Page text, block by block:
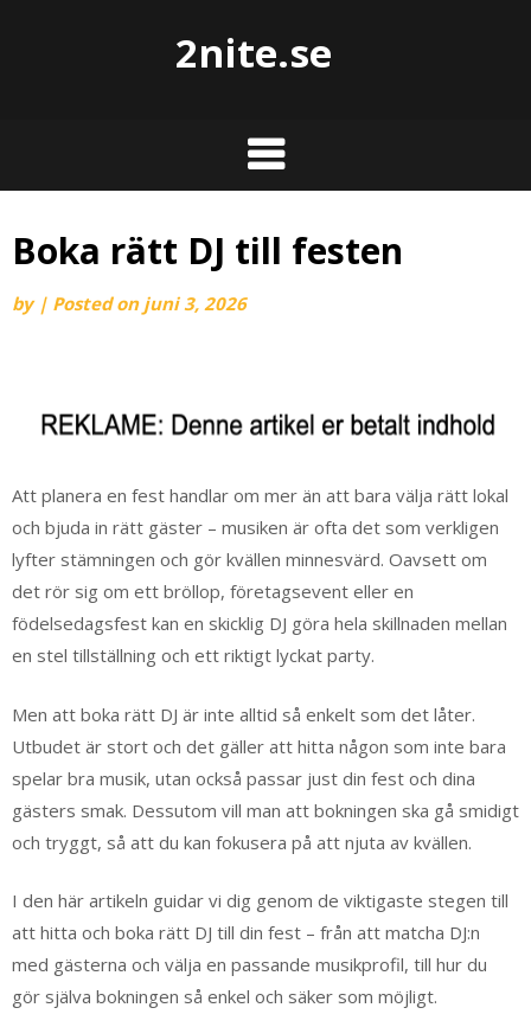
2nite.se
Boka rätt DJ till festen
by | Posted on juni 3, 2026
Att planera en fest handlar om mer än att bara välja rätt lokal
och bjuda in rätt gäster – musiken är ofta det som verkligen
lyfter stämningen och gör kvällen minnesvärd. Oavsett om
det rör sig om ett bröllop, företagsevent eller en
födelsedagsfest kan en skicklig DJ göra hela skillnaden mellan
en stel tillställning och ett riktigt lyckat party.
Men att boka rätt DJ är inte alltid så enkelt som det låter.
Utbudet är stort och det gäller att hitta någon som inte bara
spelar bra musik, utan också passar just din fest och dina
gästers smak. Dessutom vill man att bokningen ska gå smidigt
och tryggt, så att du kan fokusera på att njuta av kvällen.
I den här artikeln guidar vi dig genom de viktigaste stegen till
att hitta och boka rätt DJ till din fest – från att matcha DJ:n
med gästerna och välja en passande musikprofil, till hur du
gör själva bokningen så enkel och säker som möjligt.